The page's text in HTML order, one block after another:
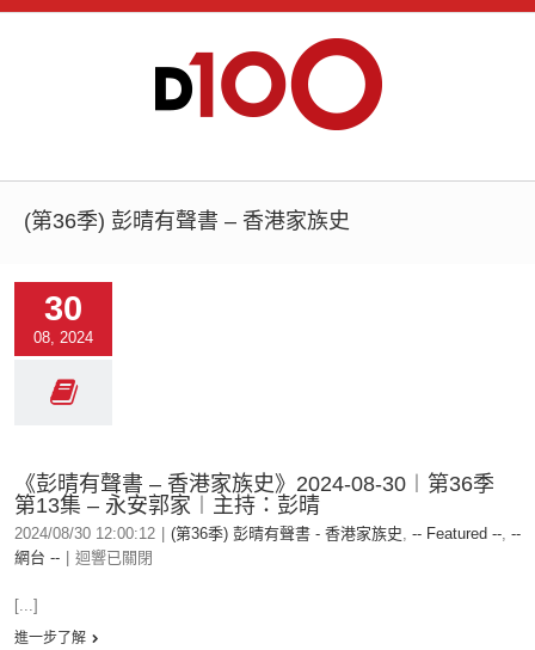
(第36季) 彭晴有聲書 – 香港家族史
30
08, 2024
《彭晴有聲書 – 香港家族史》2024-08-30︱第36季
第13集 – 永安郭家︱主持：彭晴
2024/08/30 12:00:12 (第36季) 彭晴有聲書 - 香港家族史, -- Featured --, --
網台 --
迴響已關閉
[...]
進一步了解